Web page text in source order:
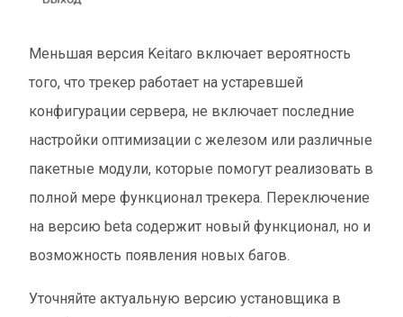
Меньшая версия Keitaro включает вероятность
того, что трекер работает на устаревшей
конфигурации сервера, не включает последние
настройки оптимизации с железом или различные
пакетные модули, которые помогут реализовать в
полной мере функционал трекера. Переключение
на версию beta содержит новый функционал, но и
возможность появления новых багов.
Уточняйте актуальную версию установщика в